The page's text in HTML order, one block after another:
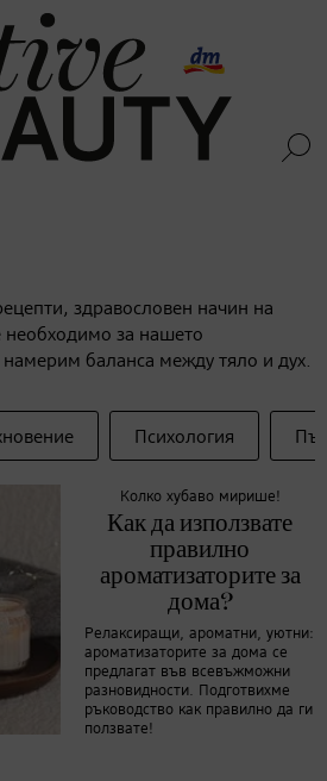
здравословен начин на
необходимо за нашето
намерим баланса между тяло и дух.
Психология
Колко хубаво мирише!
Как да използвате
правилно
ароматизаторите за
дома?
Релаксиращи, ароматни, уютни:
ароматизаторите за дома се
предлагат във всевъжможни
разновидности. Подготвихме
ръководство как правилно да ги
ползвате!